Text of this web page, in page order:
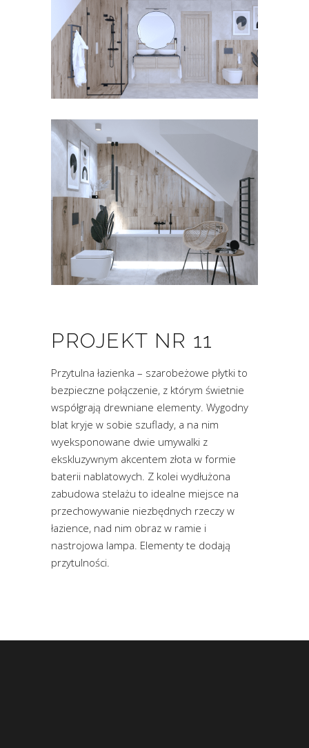
PROJEKT NR 11
Przytulna łazienka – szarobeżowe płytki to
bezpieczne połączenie, z którym świetnie
współgrają drewniane elementy. Wygodny
blat kryje w sobie szuflady, a na nim
wyeksponowane dwie umywalki z
ekskluzywnym akcentem złota w formie
baterii nablatowych. Z kolei wydłużona
zabudowa stelażu to idealne miejsce na
przechowywanie niezbędnych rzeczy w
łazience, nad nim obraz w ramie i
nastrojowa lampa. Elementy te dodają
przytulności.